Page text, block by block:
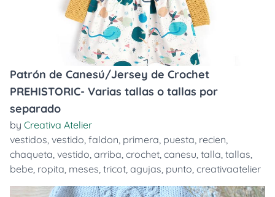
Patrón de Canesú/Jersey de Crochet
PREHISTORIC- Varias tallas o tallas por
separado
by Creativa Atelier
vestidos, vestido, faldon, primera, puesta, recien,
chaqueta, vestido, arriba, crochet, canesu, talla, tallas,
bebe, ropita, meses, tricot, agujas, punto, creativaatelier